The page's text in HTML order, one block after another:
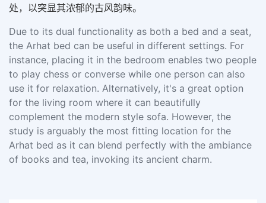
处，以突显其浓郁的古风韵味。
Due to its dual functionality as both a bed and a seat,
the Arhat bed can be useful in different settings. For
instance, placing it in the bedroom enables two people
to play chess or converse while one person can also
use it for relaxation. Alternatively, it's a great option
for the living room where it can beautifully
complement the modern style sofa. However, the
study is arguably the most fitting location for the
Arhat bed as it can blend perfectly with the ambiance
of books and tea, invoking its ancient charm.